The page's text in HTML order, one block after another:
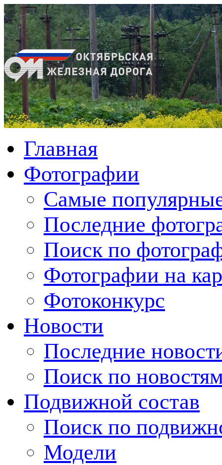
Главная
Фотографии
Cамые
Последние
Поиск по
Фотографии на
Фотоконкурс
Новости
Последние
Поиск по
Подвижной состав
Поиск по
Модели